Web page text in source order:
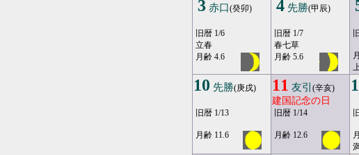
3 赤口(癸卯)
旧暦 1/6
立春
月齢 4.6
4 先勝(甲辰)
旧暦 1/7
春七草
月齢 5.6
10 先勝(庚戌)
旧暦 1/13
月齢 11.6
11 友引 (辛亥)
建国記念の日
旧暦 1/14
月齢 12.6